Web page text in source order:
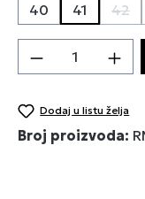
40
41 42
Količina
Dodaj u listu želja
Broj proizvoda: